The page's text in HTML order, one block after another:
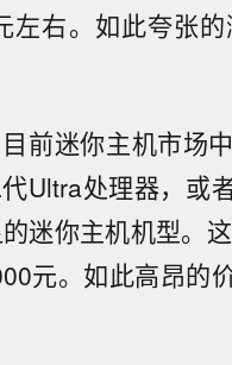
左右。如此夸张
前迷你主机市场
Ultra处理器，或
迷你主机机型。
元。如此高昂的